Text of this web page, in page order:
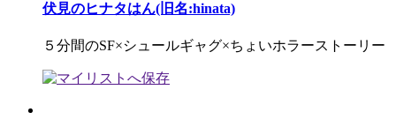
伏見のヒナタはん(旧名:hinata)
５分間のSF×シュールギャグ×ちょいホラーストーリー